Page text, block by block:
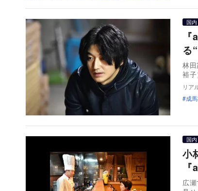
国
る
林
裕
リア
成
国
小
広